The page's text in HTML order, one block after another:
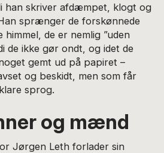
han skriver afdæmpet, klogt og
sprænger de forskønnede
de er nemlig ”uden
de ikke gør ondt, og idet de
gemt ud på papiret –
og beskidt, men som får
sprog.
og mænd
Jørgen Leth forlader sin